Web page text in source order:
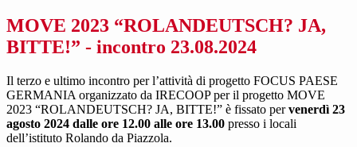
MOVE 2023 “ROLANDEUTSCH? JA,
BITTE!” - incontro 23.08.2024
Il terzo e ultimo incontro per l’attività di progetto FOCUS PAESE
GERMANIA organizzato da IRECOOP per il progetto MOVE
2023 “ROLANDEUTSCH? JA, BITTE!” è fissato pervenerdì 23
agosto 2024 dalle ore 12.00 alle ore 13.00 presso i locali
dell’istituto Rolando da Piazzola.